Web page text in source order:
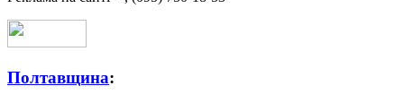
Полтавщина: